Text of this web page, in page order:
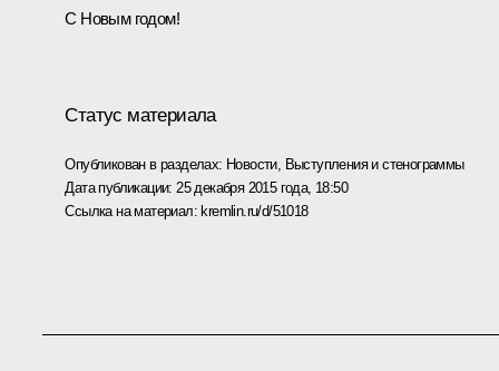
С Новым годом!
Статус материала
Опубликован в разделах: Новости, Выступления и стенограммы
Дата публикации: 25 декабря 2015 года, 18:50
Ссылка на материал: kremlin.ru/d/51018